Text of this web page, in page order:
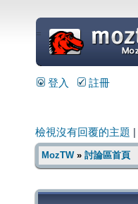
=
登入 註冊
檢視沒有回覆的主題
MozTW» 討論區首頁